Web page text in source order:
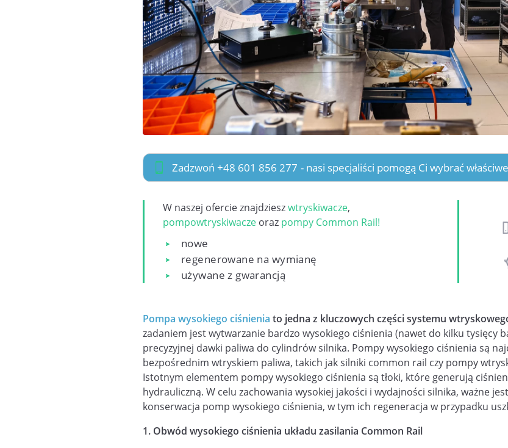
Zadzwoń +48 601 856 277 - nasi specjaliści pomogą Ci wybrać
W naszej ofercie znajdzieszwtryskiwacze,
pompowtryskiwacze oraz pompy Common Rail!
nowe
regenerowane na wymianę
używane z gwarancją
Pompa wysokiego ciśnienia to jedna z kluczowych części systemu
zadaniem jest wytwarzanie bardzo wysokiego ciśnienia (nawet do kilku tysięcy
precyzyjnej dawki paliwa do cylindrów silnika. Pompy wysokiego ciśnienia są
bezpośrednim wtryskiem paliwa, takich jak silniki common rail czy pompy
Istotnym elementem pompy wysokiego ciśnienia są tłoki, które generują
hydrauliczną. W celu zachowania wysokiej jakości i wydajności silnika, ważne
konserwacja pomp wysokiego ciśnienia, w tym ich regeneracja w przypadku
1. Obwód wysokiego ciśnienia układu zasilania Common Rail